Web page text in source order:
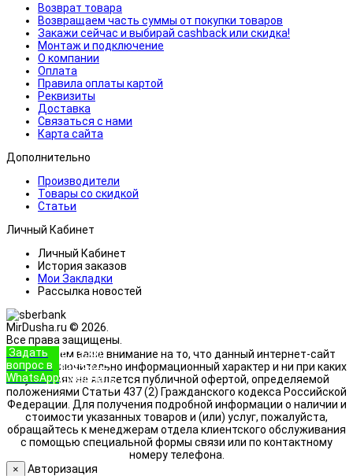
Возврат товара
Возвращаем часть суммы от покупки товаров
Закажи сейчас и выбирай cashback или скидка!
Монтаж и подключение
О компании
Оплата
Правила оплаты картой
Реквизиты
Доставка
Связаться с нами
Карта сайта
Дополнительно
Производители
Товары со скидкой
Статьи
Личный Кабинет
Личный Кабинет
История заказов
Мои Закладки
Рассылка новостей
MirDusha.ru © 2026.
Все права защищены.
Обращаем ваше внимание на то, что данный интернет-сайт
носит исключительно информационный характер и ни при каких
условиях не является публичной офертой, определяемой
положениями Статьи 437 (2) Гражданского кодекса Российской
Федерации. Для получения подробной информации о наличии и
стоимости указанных товаров и (или) услуг, пожалуйста,
обращайтесь к менеджерам отдела клиентского обслуживания
с помощью специальной формы связи или по контактному
номеру телефона.
Задать
вопрос в
WhatsApp
+7 (933)
888-8322
Позвонить
×
Авторизация